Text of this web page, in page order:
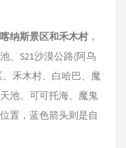
喀纳斯景区和禾木村 ，
、S21沙漠公路(阿乌
禾木村、白哈巴、魔
池、可可托海、魔鬼
置，蓝色箭头则是自